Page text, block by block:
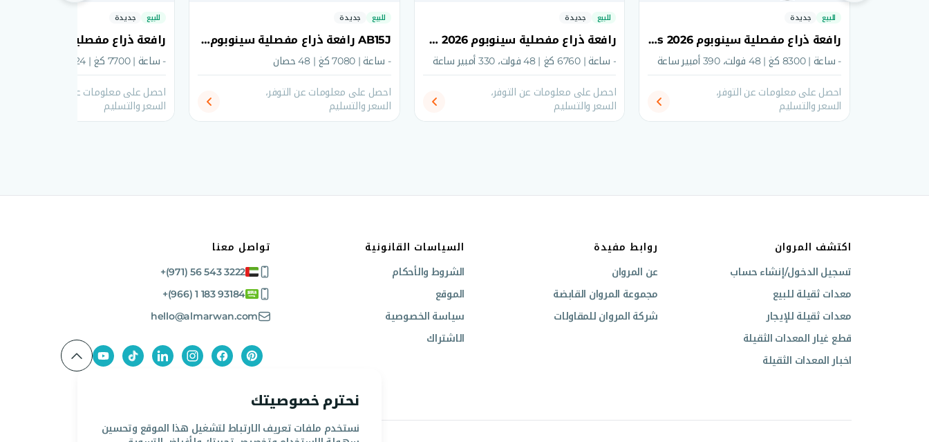
للبيع
جديدة
رافعة ذراع مفصلية سينوبوم AB18EJ Plus 2026
- ساعة | 8300 كغ | 48 فولت، 390 أمبير ساعة
احصل على معلومات عن التوفر،
السعر والتسليم
للبيع
جديدة
رافعة ذراع مفصلية سينوبوم 2026 AB10ERJN
- ساعة | 6760 كغ | 48 فولت، 330 أمبير ساعة
احصل على معلومات عن التوفر،
السعر والتسليم
للبيع
جديدة
AB15J رافعة ذراع مفصلية سينوبوم 2026
- ساعة | 7080 كغ | 48 حصان
احصل على معلومات عن التوفر،
السعر والتسليم
للبيع جديدة
- ساعة | 7700 كغ | 24 حصان
احصل على معلومات عن التوفر،
السعر والتسليم
نحترم خصوصيتك
نستخدم ملفات تعريف الارتباط لتشغيل هذا الموقع وتحسين
اكتشف المروان
تسجيل الدخول/إنشاء حساب
معدات ثقيلة للبيع
معدات ثقيلة للإيجار
قطع غيار المعدات الثقيلة
اخبار المعدات الثقيلة
روابط مفيدة
عن المروان
مجموعة المروان القابضة
شركة المروان للمقاولات
السياسات القانونية
الشروط والأحكام
الموقع
سياسة الخصوصية
الاشتراك
تواصل معنا
+(971) 56 543 3222
+(966) 1 183 93184
hello@almarwan.com